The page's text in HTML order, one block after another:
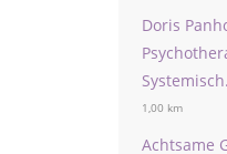
Doris
1,00 km
Achtsame